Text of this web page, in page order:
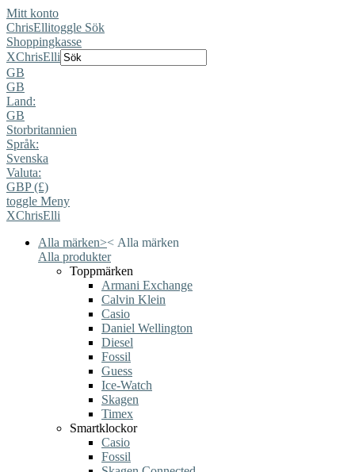
Mitt konto
ChrisEllitoggle Sök
Shoppingkasse
XChrisElli
GB
GB
Land:
GB
Storbritannien
Språk:
Svenska
Valuta:
GBP (£)
toggle Meny
XChrisElli
Alla märken>< Alla märken
Alla produkter
Toppmärken
Armani Exchange
Calvin Klein
Casio
Daniel Wellington
Diesel
Fossil
Guess
Ice-Watch
Skagen
Timex
Smartklockor
Casio
Fossil